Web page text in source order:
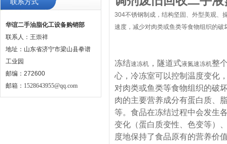
联系方式
华谊二手油脂化工设备购销部
联系人：王崇祥
地址：山东省济宁市梁山县拳谱
工业园
邮编：272600
邮箱： 1528643955@qq.com
304不锈钢制成，结构坚固、外型美观、
速度，减少对肉类或鱼类等食物组织的
冻结速冻机 ，隧道式液氮速冻机整
心，冷冻室可以控制温度变化
对肉类或鱼类等食物组织的破
肉的主要营养成分有蛋白质、
等。食品在冻结过程中会发生
变化（蛋白质变性、色变等）
度地保持了食品原有的营养价